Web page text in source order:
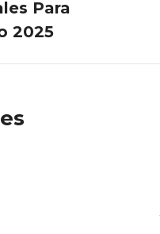
Para
2025